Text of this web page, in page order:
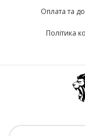
Оплата та
Політика